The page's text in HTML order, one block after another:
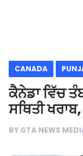
CANADA
ਕੈਨੇਡਾ ਵਿੱਚ
ਸਥਿਤੀ
BY GTA NEWS